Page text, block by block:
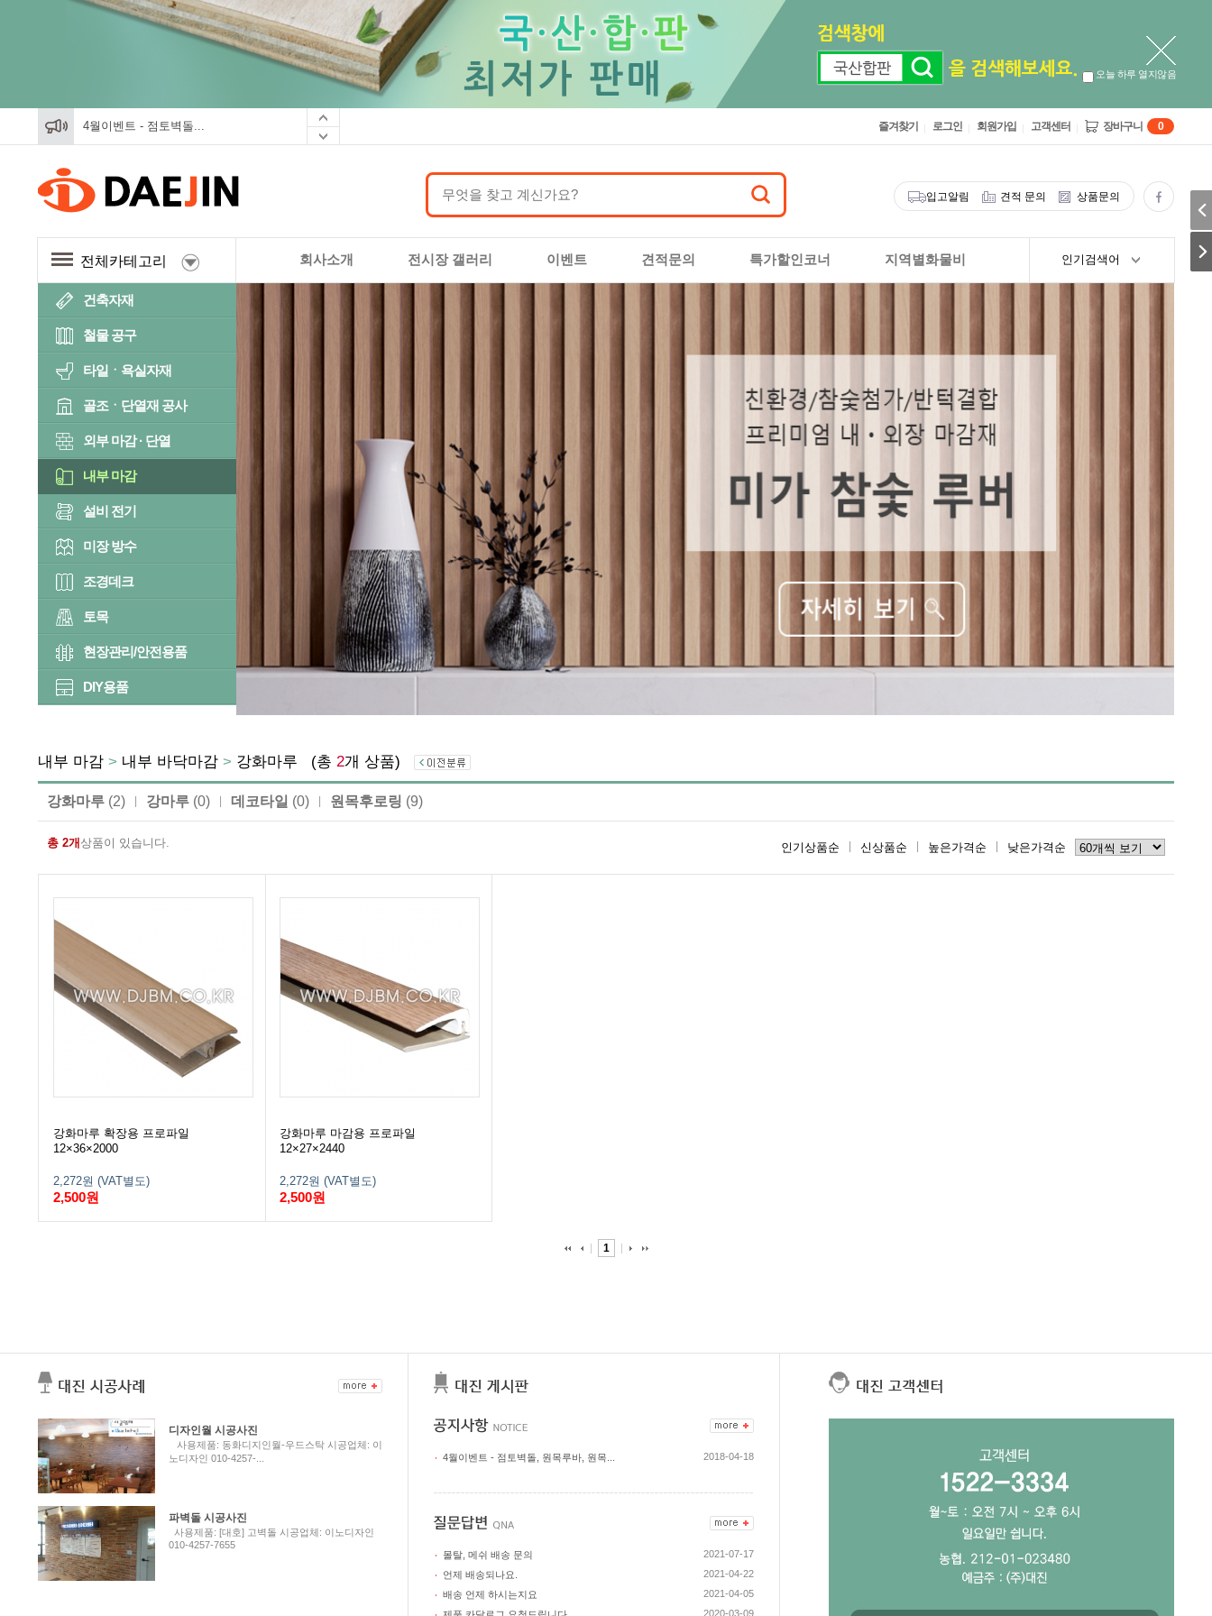
오늘 하루 열지않음
4월이벤트 - 점토벽돌... 즐겨찾기 로그인 회원가입 고객센터 장바구니 0
입고알림 견적 문의 상품문의
전체카테고리 회사소개 전시장 갤러리 이벤트 견적문의 특가할인코너 지역별화물비 인기검색어
건축자재
철물 공구
타일ㆍ욕실자재
골조ㆍ단열재 공사
외부 마감 · 단열
내부 마감
설비 전기
미장 방수
조경데크
토목
현장관리/안전용품
DIY용품
내부 마감 > 내부 바닥마감 > 강화마루 (총 2개 상품)
강화마루 (2) 강마루 (0) 데코타일 (0) 원목후로링 (9)
총 2개 상품이 있습니다. 인기상품순 신상품순 높은가격순 낮은가격순
강화마루 확장용 프로파일
12×36×2000
2,272원 (VAT별도)
2,500원
강화마루 마감용 프로파일
12×27×2440
2,272원 (VAT별도)
2,500원
1
디자인월 시공사진
사용제품: 동화디지인월-우드스탁 시공업체: 이
노디자인 010-4257-...
파벽돌 시공사진
사용제품: [대호] 고벽돌 시공업체: 이노디자인
010-4257-7655
4월이벤트 - 점토벽돌, 원목루바, 원목... 2018-04-18
몰탈, 메쉬 배송 문의
2021-07-17
언제 배송되나요.
2021-04-22
배송 언제 하시는지요
2021-04-05
2020-03-09